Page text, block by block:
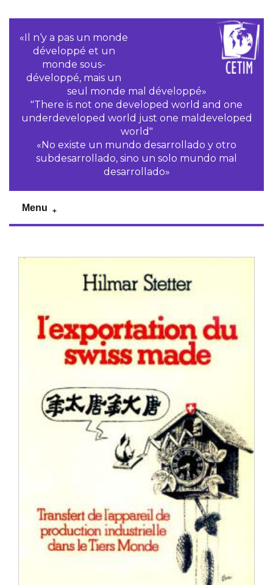
«Il n‘y a pas un monde
développé et un
monde sous-
développé, mais un
seul monde mal développé»
"There is not one developed world and one
underdeveloped world just one maldeveloped
world"
«No existe un mundo desarrollado y otro
subdesarrollado, sino un solo mundo mal
desarrollado»
Menu